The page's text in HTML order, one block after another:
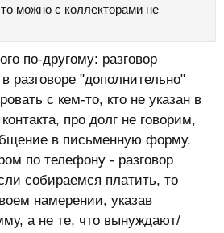
можно с коллекторами не
по-другому: разговор
разговоре "дополнительно"
с кем-то, кто не указан в
про долг не говорим,
в письменную форму.
по телефону - разговор
собираемся платить, то
намерении, указав
а не те, что вынуждают/